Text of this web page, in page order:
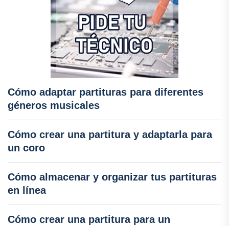
Cómo adaptar partituras para diferentes
géneros musicales
Cómo crear una partitura y adaptarla para
un coro
Cómo almacenar y organizar tus partituras
en línea
Cómo crear una partitura para un